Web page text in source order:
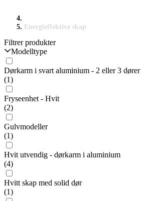
Energieffektive skap
Filtrer produkter
Modelltype
Dørkarm i svart aluminium - 2 eller 3 dører
(1)
Fryseenhet - Hvit
(2)
Gulvmodeller
(1)
Hvit utvendig - dørkarm i aluminium
(4)
Hvitt skap med solid dør
(1)